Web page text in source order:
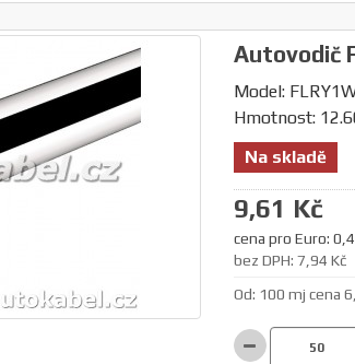
Autovodič
Model:
Hmotnost:
Na skladě
9,61 Kč
cena pro Euro:
bez DPH: 7,94 Kč
Od: 100 mj cena